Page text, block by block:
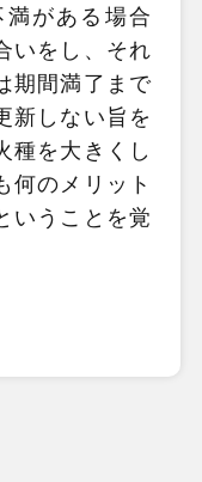
がある場合
いをし、それ
期間満了まで
新しない旨を
種を大きくし
何のメリット
いうことを覚